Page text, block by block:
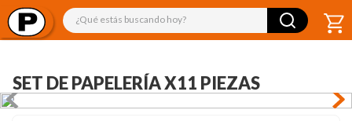
¿Qué estás buscando hoy?
SET DE PAPELERÍA X11 PIEZAS